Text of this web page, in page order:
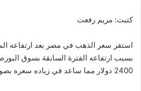
كتبت: مريم رفعت
استقر سعر الذهب في مصر بعد ارتفاعه
بسبب ارتفاعه الفترة السابقة بسوق
2400 دولار مما ساعد في زياده سعره بصوره كبيره في مصر.